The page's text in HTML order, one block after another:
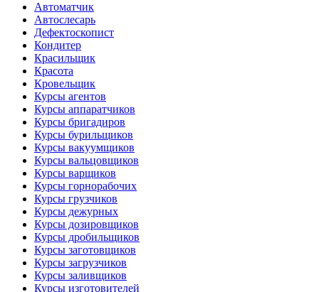
Автоматчик
Автослесарь
Дефектоскопист
Кондитер
Красильщик
Красота
Кровельщик
Курсы агентов
Курсы аппаратчиков
Курсы бригадиров
Курсы бурильщиков
Курсы вакуумщиков
Курсы вальцовщиков
Курсы варщиков
Курсы горнорабочих
Курсы грузчиков
Курсы дежурных
Курсы дозировщиков
Курсы дробильщиков
Курсы заготовщиков
Курсы загрузчиков
Курсы заливщиков
Курсы изготовителей